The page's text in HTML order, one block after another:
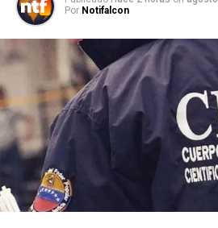
Por Notifalcon